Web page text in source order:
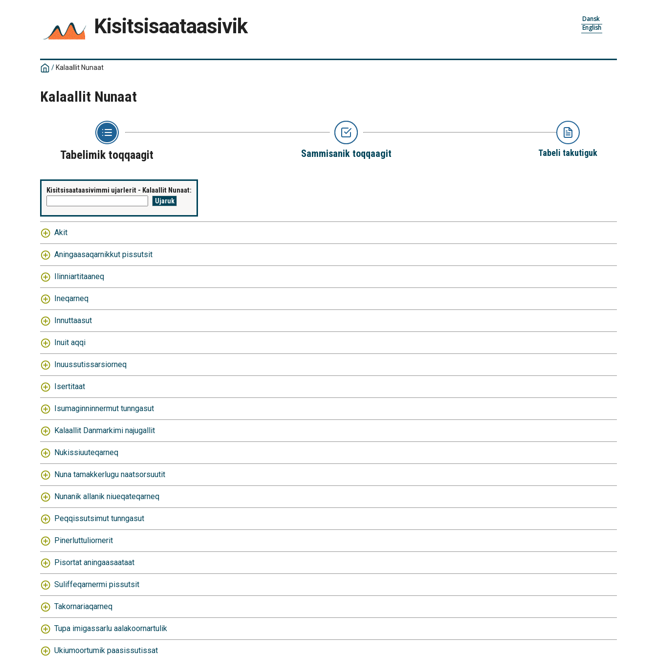
Kisitsisaataasivik
Dansk
English
/ Kalaallit Nunaat
Kalaallit Nunaat
Tabelimik toqqaagit Sammisanik toqqaagit Tabeli takutiguk
Kisitsisaataasivimmi ujarlerit - Kalaallit Nunaat:
Akit
Aningaasaqarnikkut pissutsit
Ilinniartitaaneq
Ineqarneq
Innuttaasut
Inuit aqqi
Inuussutissarsiorneq
Isertitaat
Isumaginninnermut tunngasut
Kalaallit Danmarkimi najugallit
Nukissiuuteqarneq
Nuna tamakkerlugu naatsorsuutit
Nunanik allanik niueqateqarneq
Peqqissutsimut tunngasut
Pinerluttuliornerit
Pisortat aningaasaataat
Suliffeqarnermi pissutsit
Takornariaqarneq
Tupa imigassarlu aalakoornartulik
Ukiumoortumik paasissutissat